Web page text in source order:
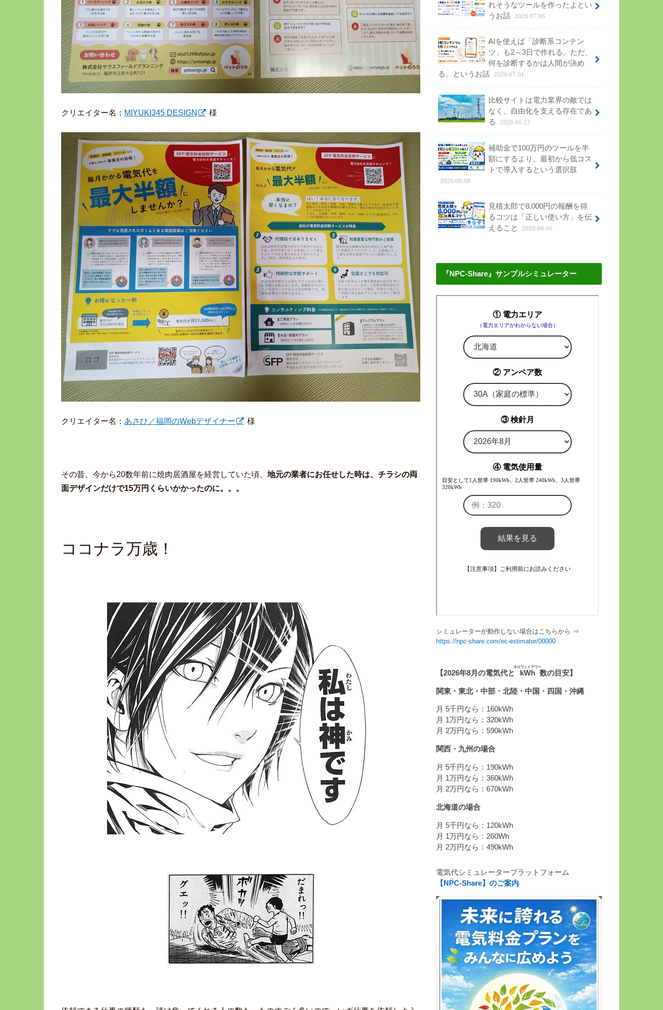
クリエイター名： MIYUKI345 DESIGN 様
クリエイター名： あさひ／福岡のWebデザイナー 様
その昔、今から20数年前に焼肉居酒屋を経営していた頃、 地元の業者にお任せした時は、チラシの両
面デザインだけで15万円くらいかかったのに。。。
ココナラ万歳！
れそうなツールを作ったよとい
うお話 2026.07.06
AIを使えば「診断系コンテン
ツ」も2～3日で作れる。ただ、
何を診断するかは人間が決め
る。というお話 2026.07.01
比較サイトは電力業界の敵では
なく、自由化を支える存在であ
る
2026.06.23
補助金で100万円のツールを半
額にするより、最初から低コス
トで導入するという選択肢
2026.06.08
見積太郎で8,000円の報酬を得
るコツは「正しい使い方」を伝
えること
2026.06.06
『NPC-Share』サンプルシミュレーター
シミュレーターが動作しない場合はこちらから ⇒
https://npc-share.com/ec-estimator/00000
【2026年8月の電気代と kWh
キロワットアワー
数の目安】
関東・東北・中部・北陸・中国・四国・沖縄
月 5千円なら：160kWh
月 1万円なら：320kWh
月 2万円なら：590kWh
関西・九州の場合
月 5千円なら：190kWh
月 1万円なら：360kWh
月 2万円なら：670kWh
北海道の場合
月 5千円なら：120kWh
月 1万円なら：260Wh
月 2万円なら：490kWh
電気代シミュレータープラットフォーム
【NPC-Share】のご案内